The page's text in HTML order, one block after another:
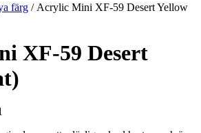
färg / Acrylic Mini XF-59 Desert Yellow
XF-59 Desert